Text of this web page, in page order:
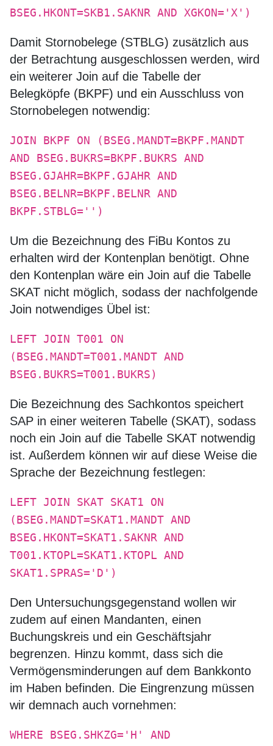
BSEG.HKONT=SKB1.SAKNR AND XGKON='X')
Damit Stornobelege (STBLG) zusätzlich aus
der Betrachtung ausgeschlossen werden, wird
ein weiterer Join auf die Tabelle der
Belegköpfe (BKPF) und ein Ausschluss von
Stornobelegen notwendig:
JOIN BKPF ON (BSEG.MANDT=BKPF.MANDT
AND BSEG.BUKRS=BKPF.BUKRS AND
BSEG.GJAHR=BKPF.GJAHR AND
BSEG.BELNR=BKPF.BELNR AND
BKPF.STBLG='')
Um die Bezeichnung des FiBu Kontos zu
erhalten wird der Kontenplan benötigt. Ohne
den Kontenplan wäre ein Join auf die Tabelle
SKAT nicht möglich, sodass der nachfolgende
Join notwendiges Übel ist:
LEFT JOIN T001 ON
(BSEG.MANDT=T001.MANDT AND
BSEG.BUKRS=T001.BUKRS)
Die Bezeichnung des Sachkontos speichert
SAP in einer weiteren Tabelle (SKAT), sodass
noch ein Join auf die Tabelle SKAT notwendig
ist. Außerdem können wir auf diese Weise die
Sprache der Bezeichnung festlegen:
LEFT JOIN SKAT SKAT1 ON
(BSEG.MANDT=SKAT1.MANDT AND
BSEG.HKONT=SKAT1.SAKNR AND
T001.KTOPL=SKAT1.KTOPL AND
SKAT1.SPRAS='D')
Den Untersuchungsgegenstand wollen wir
zudem auf einen Mandanten, einen
Buchungskreis und ein Geschäftsjahr
begrenzen. Hinzu kommt, dass sich die
Vermögensminderungen auf dem Bankkonto
im Haben befinden. Die Eingrenzung müssen
wir demnach auch vornehmen:
WHERE BSEG.SHKZG='H' AND